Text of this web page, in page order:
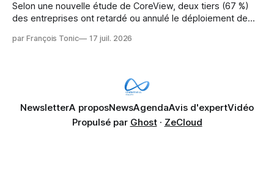
Selon une nouvelle étude de CoreView, deux tiers (67 %)
des entreprises ont retardé ou annulé le déploiement de
données confidentielles de SharePoint. Les trois quarts (75
par François Tonic 17 juil. 2026
NewsletterA proposNewsAgendaAvis d'expertVidéo
Propulsé par Ghost· ZeCloud